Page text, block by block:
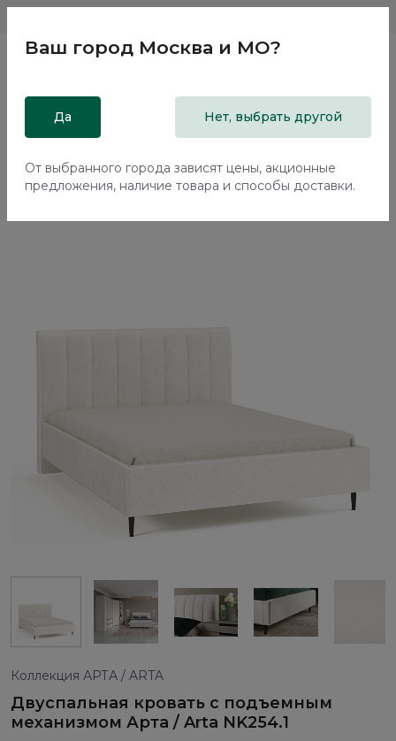
Главная
Кровати
Двуспальная кровать с подъемным механизмом Арта /
Коллекция АРТА / ARTA
Двуспальная кровать с подъемным
механизмом Арта / Arta NK254.1
Ваш город Москва и МО?
Да Нет, выбрать другой
От выбранного города зависят цены, акционные
предложения, наличие товара и способы доставки.